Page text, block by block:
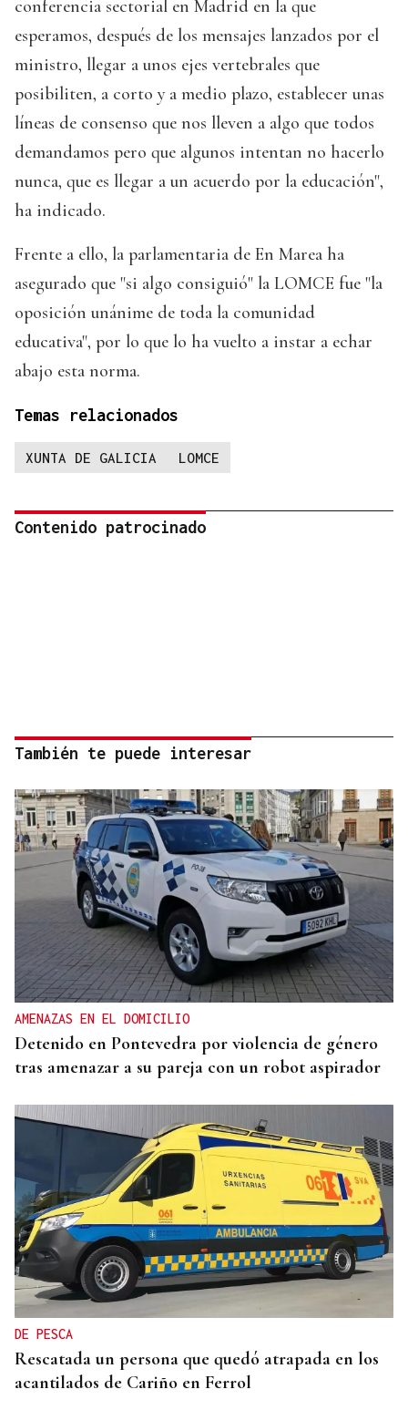
conferencia sectorial en Madrid en la que
esperamos, después de los mensajes lanzados por el
ministro, llegar a unos ejes vertebrales que
posibiliten, a corto y a medio plazo, establecer unas
líneas de consenso que nos lleven a algo que todos
demandamos pero que algunos intentan no hacerlo
nunca, que es llegar a un acuerdo por la educación",
ha indicado.
Frente a ello, la parlamentaria de En Marea ha
asegurado que "si algo consiguió" la LOMCE fue "la
oposición unánime de toda la comunidad
educativa", por lo que lo ha vuelto a instar a echar
abajo esta norma.
Temas relacionados
XUNTA DE GALICIA LOMCE
Contenido patrocinado
También te puede interesar
AMENAZAS EN EL DOMICILIO
Detenido en Pontevedra por violencia de género
tras amenazar a su pareja con un robot aspirador
DE PESCA
Rescatada un persona que quedó atrapada en los
acantilados de Cariño en Ferrol